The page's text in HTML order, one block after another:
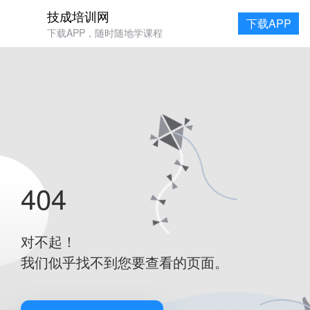
技成培训网
下载APP，随时随地学课程
下载APP
404
对不起！
我们似乎找不到您要查看的页面。